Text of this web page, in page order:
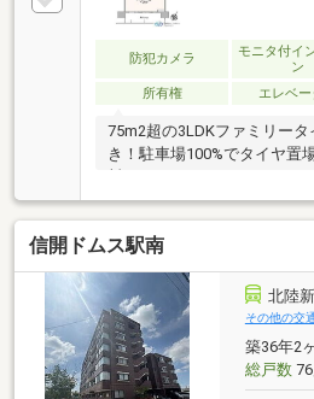
防犯カメラ
モニタ付イ
ン
所有権 エレベー
75m2超の3LDKファミリータ
き！駐車場100%でタイヤ置
料）
信開ドムス駅南
北陸
その他の交
築36年2
総戸数76